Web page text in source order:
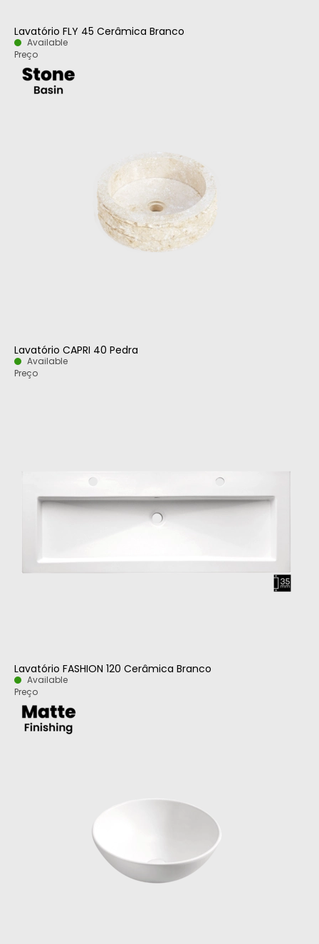
Lavatório FLY 45 Cerâmica Branco
Available
Preço
Lavatório CAPRI 40 Pedra
Available
Preço
Lavatório FASHION 120 Cerâmica Branco
Available
Preço